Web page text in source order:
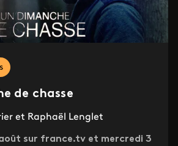
de chasse
et Raphaël Lenglet
août sur france.tv et mercredi 3